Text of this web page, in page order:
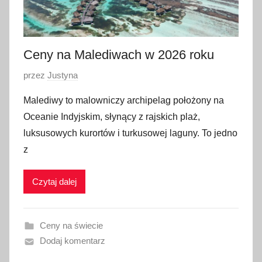
Ceny na Malediwach w 2026 roku
O
u
b
l
i
n
o
przez Justyna
Malediwy to malowniczy archipelag położony na
Oceanie Indyjskim, słynący z rajskich plaż,
luksusowych kurortów i turkusowej laguny. To jedno
z
Czytaj dalej
Ceny na świecie
Dodaj komentarz